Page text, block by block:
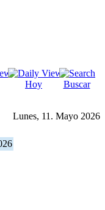
Hoy Buscar
Lunes, 11. Mayo 2026